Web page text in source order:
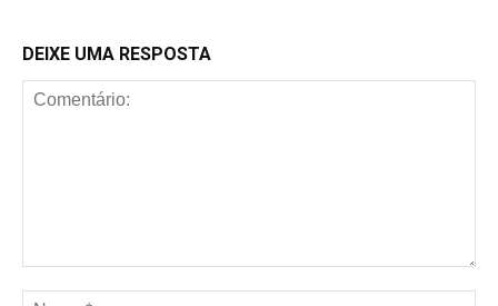
DEIXE UMA RESPOSTA